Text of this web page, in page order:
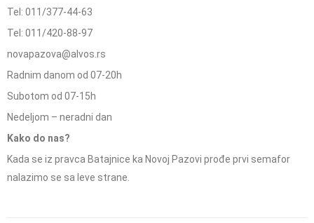
Tel: 011/377-44-63
Tel: 011/420-88-97
novapazova@alvos.rs
Radnim danom od 07-20h
Subotom od 07-15h
Nedeljom – neradni dan
Kako do nas?
Kada se iz pravca Batajnice ka Novoj Pazovi prođe prvi semafor
nalazimo se sa leve strane.